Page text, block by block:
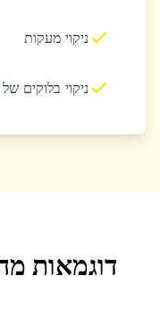
ניקוי מעקות
ניקוי בלוקים של
דוגמאות